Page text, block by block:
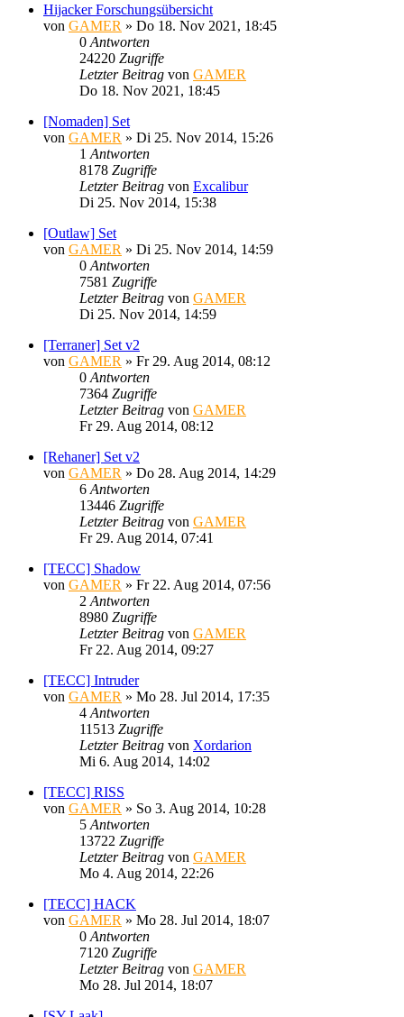
Hijacker Forschungsübersicht
von GAMER » Do 18. Nov 2021, 18:45
0 Antworten
24220 Zugriffe
Letzter Beitrag von GAMER
Do 18. Nov 2021, 18:45
[Nomaden] Set
von GAMER » Di 25. Nov 2014, 15:26
1 Antworten
8178 Zugriffe
Letzter Beitrag von Excalibur
Di 25. Nov 2014, 15:38
[Outlaw] Set
von GAMER » Di 25. Nov 2014, 14:59
0 Antworten
7581 Zugriffe
Letzter Beitrag von GAMER
Di 25. Nov 2014, 14:59
[Terraner] Set v2
von GAMER » Fr 29. Aug 2014, 08:12
0 Antworten
7364 Zugriffe
Letzter Beitrag von GAMER
Fr 29. Aug 2014, 08:12
[Rehaner] Set v2
von GAMER » Do 28. Aug 2014, 14:29
6 Antworten
13446 Zugriffe
Letzter Beitrag von GAMER
Fr 29. Aug 2014, 07:41
[TECC] Shadow
von GAMER » Fr 22. Aug 2014, 07:56
2 Antworten
8980 Zugriffe
Letzter Beitrag von GAMER
Fr 22. Aug 2014, 09:27
[TECC] Intruder
von GAMER » Mo 28. Jul 2014, 17:35
4 Antworten
11513 Zugriffe
Letzter Beitrag von Xordarion
Mi 6. Aug 2014, 14:02
[TECC] RISS
von GAMER » So 3. Aug 2014, 10:28
5 Antworten
13722 Zugriffe
Letzter Beitrag von GAMER
Mo 4. Aug 2014, 22:26
[TECC] HACK
von GAMER » Mo 28. Jul 2014, 18:07
0 Antworten
7120 Zugriffe
Letzter Beitrag von GAMER
Mo 28. Jul 2014, 18:07